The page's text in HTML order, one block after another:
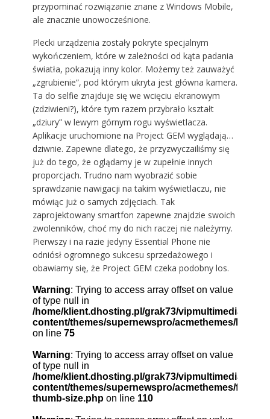
przypominać rozwiązanie znane z Windows Mobile,
ale znacznie unowocześnione.
Plecki urządzenia zostały pokryte specjalnym
wykończeniem, które w zależności od kąta padania
światła, pokazują inny kolor. Możemy też zauważyć
„zgrubienie”, pod którym ukryta jest główna kamera.
Ta do selfie znajduje się we wcięciu ekranowym
(zdziwieni?), które tym razem przybrało kształt
„dziury” w lewym górnym rogu wyświetlacza.
Aplikacje uruchomione na Project GEM wyglądają…
dziwnie. Zapewne dlatego, że przyzwyczailiśmy się
już do tego, że oglądamy je w zupełnie innych
proporcjach. Trudno nam wyobrazić sobie
sprawdzanie nawigacji na takim wyświetlaczu, nie
mówiąc już o samych zdjęciach. Tak
zaprojektowany smartfon zapewne znajdzie swoich
zwolenników, choć my do nich raczej nie należymy.
Pierwszy i na razie jedyny Essential Phone nie
odniósł ogromnego sukcesu sprzedażowego i
obawiamy się, że Project GEM czeka podobny los.